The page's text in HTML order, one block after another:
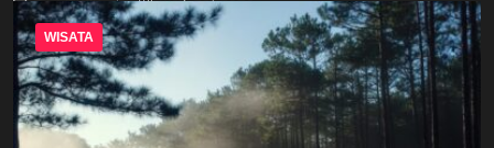
WISATA